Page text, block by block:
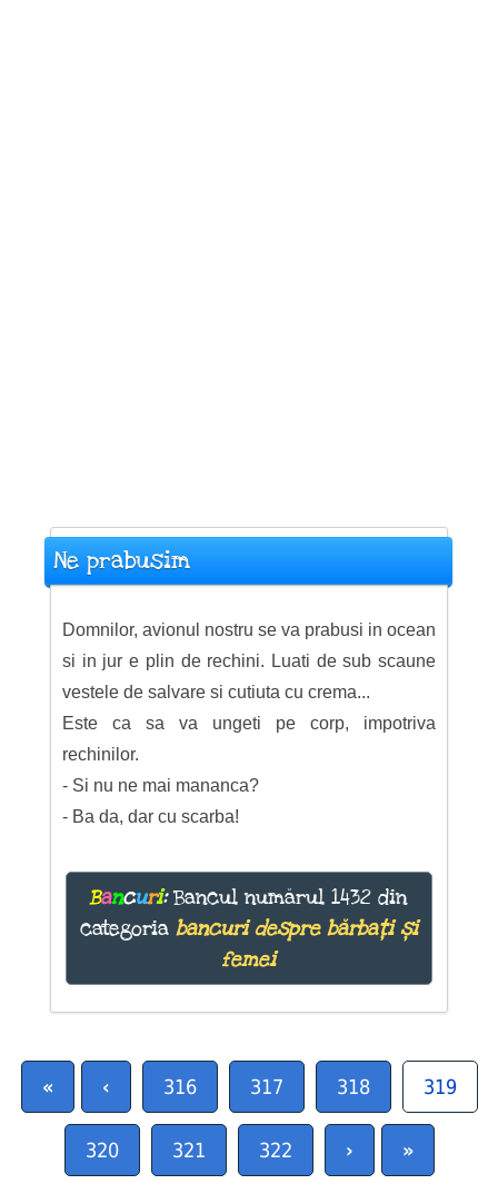
Ne prabusim
Domnilor, avionul nostru se va prabusi in ocean
si in jur e plin de rechini. Luati de sub scaune
vestele de salvare si cutiuta cu crema...
Este ca sa va ungeti pe corp, impotriva
rechinilor.
- Si nu ne mai mananca?
- Ba da, dar cu scarba!
Bancuri:Bancul numărul 1432 din
categoria bancuri despre bărbați și
femei
« ‹ 316 317 318 319
320 321 322 › »